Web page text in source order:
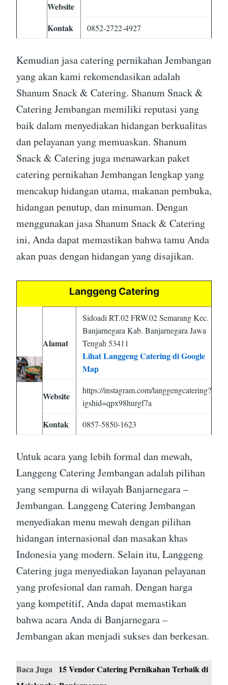
Website
Kontak
0852-2722-4927
Kemudian jasa catering pernikahan Jembangan
yang akan kami rekomendasikan adalah
Shanum Snack & Catering. Shanum Snack &
Catering Jembangan memiliki reputasi yang
baik dalam menyediakan hidangan berkualitas
dan pelayanan yang memuaskan. Shanum
Snack & Catering juga menawarkan paket
catering pernikahan Jembangan lengkap yang
mencakup hidangan utama, makanan pembuka,
hidangan penutup, dan minuman. Dengan
menggunakan jasa Shanum Snack & Catering
ini, Anda dapat memastikan bahwa tamu Anda
akan puas dengan hidangan yang disajikan.
Langgeng Catering
Alamat
Sidoadi RT.02 FRW.02 Semarang Kec.
Banjarnegara Kab. Banjarnegara Jawa
Tengah 53411
Lihat Langgeng Catering di Google
Map
Website
https://instagram.com/langgengcatering?
igshid=qpx98hurgf7a
Kontak 0857-5850-1623
Untuk acara yang lebih formal dan mewah,
Langgeng Catering Jembangan adalah pilihan
yang sempurna di wilayah Banjarnegara –
Jembangan. Langgeng Catering Jembangan
menyediakan menu mewah dengan pilihan
hidangan internasional dan masakan khas
Indonesia yang modern. Selain itu, Langgeng
Catering juga menyediakan layanan pelayanan
yang profesional dan ramah. Dengan harga
yang kompetitif, Anda dapat memastikan
bahwa acara Anda di Banjarnegara –
Jembangan akan menjadi sukses dan berkesan.
Baca Juga
15 Vendor Catering Pernikahan Terbaik di